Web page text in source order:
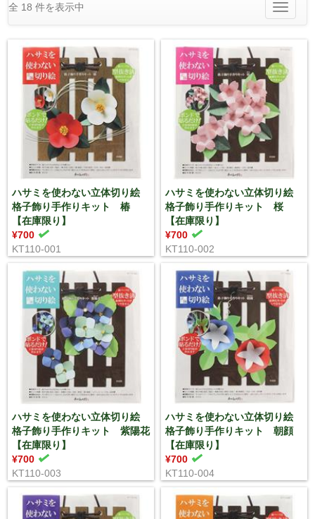
Toggle
全 18 件を表示中
ハサミを使わない立体切り絵
格子飾り手作りキット 椿
【在庫限り】
¥700
KT110-001
ハサミを使わない立体切り絵
格子飾り手作りキット 桜
【在庫限り】
¥700
KT110-002
ハサミを使わない立体切り絵
格子飾り手作りキット 紫陽花
【在庫限り】
¥700
KT110-003
ハサミを使わない立体切り絵
格子飾り手作りキット 朝顔
【在庫限り】
¥700
KT110-004